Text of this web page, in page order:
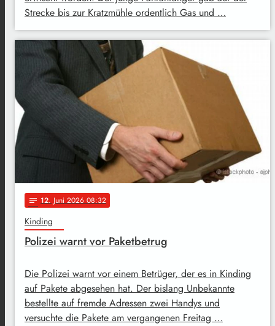
Strecke bis zur Kratzmühle ordentlich Gas und …
notes 12. Juni 2026 08:32
Kinding
Polizei warnt vor Paketbetrug
Die Polizei warnt vor einem Betrüger, der es in Kinding
auf Pakete abgesehen hat. Der bislang Unbekannte
bestellte auf fremde Adressen zwei Handys und
versuchte die Pakete am vergangenen Freitag …